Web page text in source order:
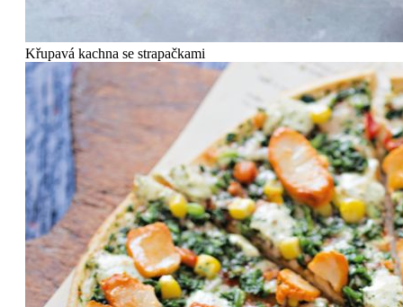
Křupavá kachna se strapačkami